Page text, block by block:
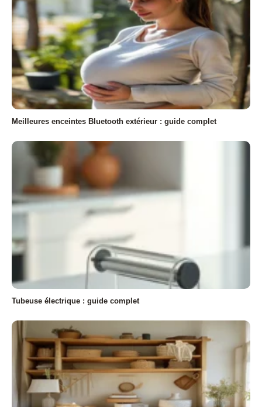
Meilleures enceintes Bluetooth extérieur : guide complet
Tubeuse électrique : guide complet